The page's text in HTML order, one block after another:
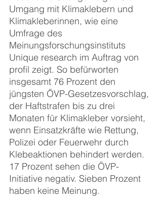
Umgang mit Klimaklebern und
Klimakleberinnen, wie eine
Umfrage des
Meinungsforschungsinstituts
Unique research im Auftrag von
profil zeigt. So befürworten
insgesamt 76 Prozent den
jüngsten ÖVP-Gesetzesvorschlag,
der Haftstrafen bis zu drei
Monaten für Klimakleber vorsieht,
wenn Einsatzkräfte wie Rettung,
Polizei oder Feuerwehr durch
Klebeaktionen behindert werden.
17 Prozent sehen die ÖVP-
Initiative negativ. Sieben Prozent
haben keine Meinung.